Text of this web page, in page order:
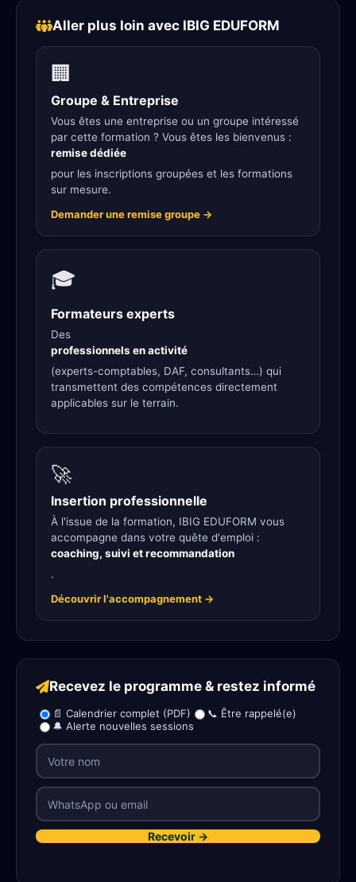
Aller plus loin avec IBIG EDUFORM
🏢
Groupe & Entreprise
Vous êtes une entreprise ou un groupe intéressé
par cette formation ? Vous êtes les bienvenus :
remise dédiée
pour les inscriptions groupées et les formations
sur mesure.
Demander une remise groupe →
🎓
Formateurs experts
Des
professionnels en activité
(experts-comptables, DAF, consultants…) qui
transmettent des compétences directement
applicables sur le terrain.
🚀
Insertion professionnelle
À l'issue de la formation, IBIG EDUFORM vous
accompagne dans votre quête d'emploi :
coaching, suivi et recommandation
.
Découvrir l'accompagnement →
Recevez le programme & restez informé
📄 Calendrier complet (PDF)
📞 Être rappelé(e)
🔔 Alerte nouvelles sessions
Recevoir →